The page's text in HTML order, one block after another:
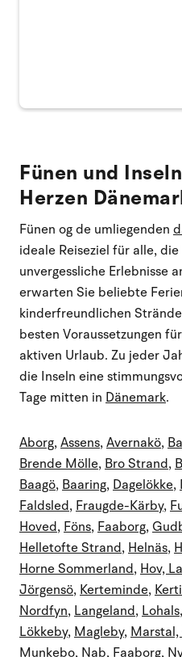
Fünen und
Herzen
Fünen og de umliegenden
ideale Reiseziel für alle,
unvergessliche Erlebnisse
erwarten Sie beliebte
kinderfreundlichen
besten Voraussetzungen
aktiven Urlaub. Zu jeder
die Inseln eine
Tage mitten in Dänemark.
Aborg,Assens,Avernakö,
Brende Mölle, Bro Strand,
Baagö, Baaring, Dagelökke,
Faldsled, Fraugde-Kärby,
Hoved, Föns, Faaborg,
Helletofte Strand, Helnäs,
Horne Sommerland, Hov,
Jörgensö, Kerteminde,
Nordfyn, Langeland, Lohals,
Lökkeby, Magleby, Marstal,
Munkebo, Nab, Faaborg,